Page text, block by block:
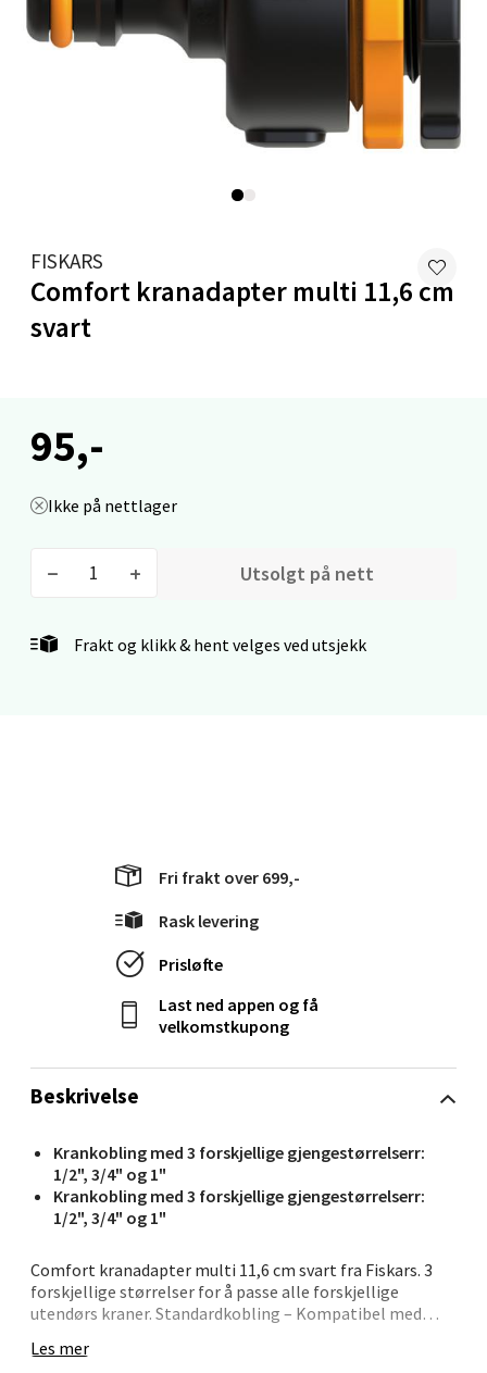
FISKARS
Comfort kranadapter multi 11,6 cm
svart
95,-
Ikke på nettlager
Utsolgt på nett
Frakt og klikk & hent velges ved utsjekk
Beskrivelse
Krankobling med 3 forskjellige gjengestørrelserr:
1/2", 3/4" og 1"
Krankobling med 3 forskjellige gjengestørrelserr:
1/2", 3/4" og 1"
Comfort kranadapter multi 11,6 cm svart fra Fiskars. 3
forskjellige størrelser for å passe alle forskjellige
utendørs kraner. Standardkobling – Kompatibel med
Les mer
Fri frakt over 699,-
Rask levering
Prisløfte
Last ned appen og få
velkomstkupong
Stavanger og Sandnes - Kilden
0 i butikk
Stavanger og Sandnes - Kvadrat
Åpent i dag 10-21
Kristiansand - Markens
Lillemarkens markensgate 25B, 4611
Kristiansand
Åpent i dag 09-18
Velg
Oslo - Linderud
Erich Mogensøns vei 38, 0594 Oslo